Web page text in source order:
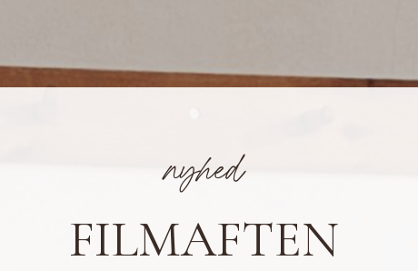
nyhed
FILMAFTEN